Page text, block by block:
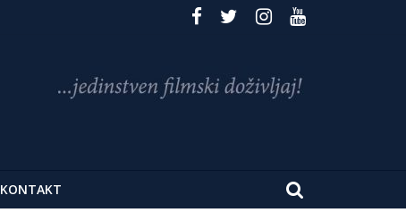
KONTAKT